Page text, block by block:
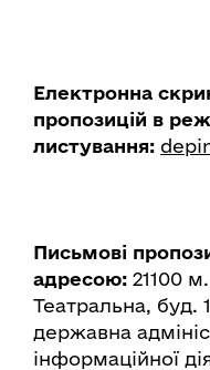
Електронна
пропозицій в
листування:
Письмові
адресою: 21100
Театральна, буд.
державна
інформаційної